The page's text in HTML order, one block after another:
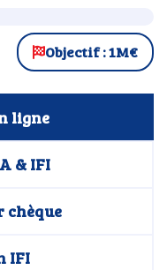
Objectif : 1M€
ligne
& IFI
chèque
IFI